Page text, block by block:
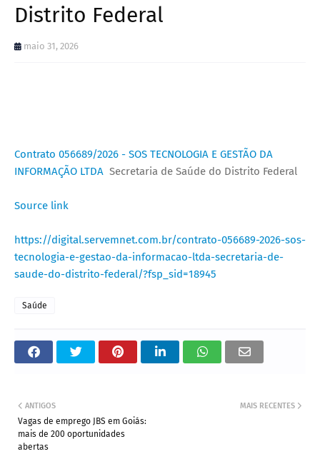
Distrito Federal
maio 31, 2026
Contrato 056689/2026 - SOS TECNOLOGIA E GESTÃO DA
INFORMAÇÃO LTDA Secretaria de Saúde do Distrito Federal
Source link
https://digital.servemnet.com.br/contrato-056689-2026-sos-
tecnologia-e-gestao-da-informacao-ltda-secretaria-de-
saude-do-distrito-federal/?fsp_sid=18945
Saúde
MAIS RECENTES
ANTIGOS
Vagas de emprego JBS em Goiás:
mais de 200 oportunidades
abertas